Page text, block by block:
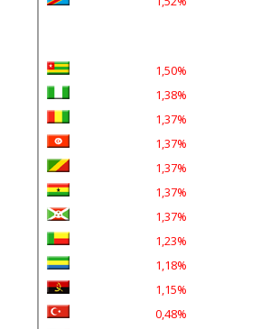
1,50%
1,38%
1,37%
1,37%
1,37%
1,37%
1,37%
1,23%
1,18%
1,15%
0,48%